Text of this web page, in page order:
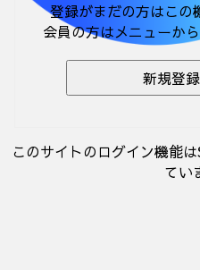
登録がまだの方はこの
会員の方はメニューか
新規登
このサイトのログイン機能
てい